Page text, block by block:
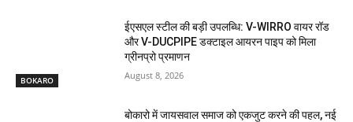
BOKARO
ईएसएल स्टील की बड़ी उपलब्धि: V-WIRRO वायर रॉड
और V-DUCPIPE डक्टाइल आयरन पाइप को मिला
ग्रीनप्रो प्रमाणन
August 8, 2026
बोकारो में जायसवाल समाज को एकजुट करने की पहल, नई